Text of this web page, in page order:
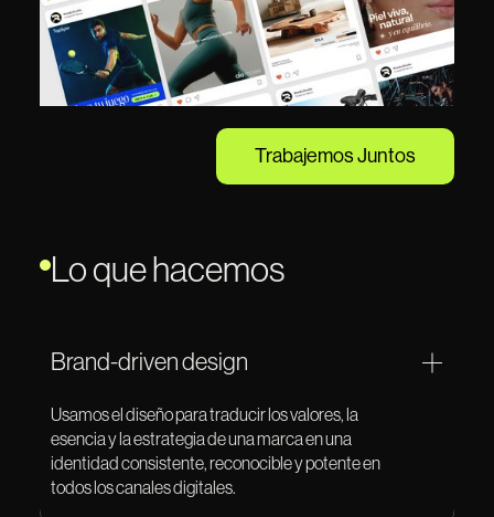
Trabajemos Juntos
Lo que hacemos
Brand-driven design
Usamos el diseño para traducir los valores, la
esencia y la estrategia de una marca en una
identidad consistente, reconocible y potente en
todos los canales digitales.